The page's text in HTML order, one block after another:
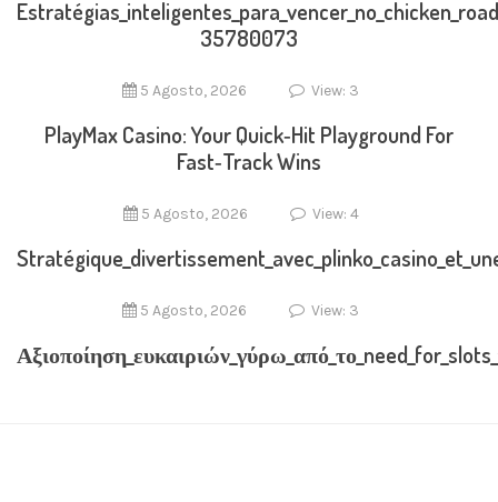
35780073
5 Agosto, 2026 View: 3
PlayMax Casino: Your Quick‑Hit Playground For
Fast‑Track Wins
5 Agosto, 2026 View: 4
5 Agosto, 2026 View: 3